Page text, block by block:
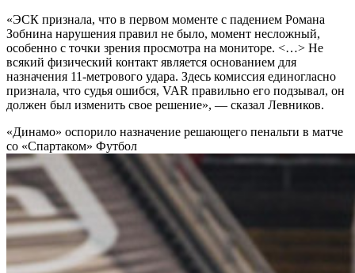
«ЭСК признала, что в первом моменте с падением Романа
Зобнина нарушения правил не было, момент несложный,
особенно с точки зрения просмотра на мониторе. <…> Не
всякий физический контакт является основанием для
назначения 11‑метрового удара. Здесь комиссия единогласно
признала, что судья ошибся, VAR правильно его подзывал, он
должен был изменить свое решение», — сказал Левников.
«Динамо» оспорило назначение решающего пенальти в матче
со «Спартаком» Футбол